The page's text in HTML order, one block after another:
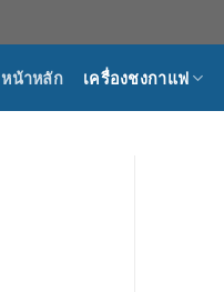
หน้าหลัก เครื่องชงกาแฟ